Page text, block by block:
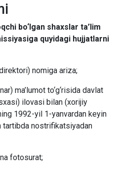
bo‘lgan shaxslar ta’lim
quyidagi hujjatlarni
nomiga ariza;
ma’lumot to‘g‘risida davlat
ilovasi bilan (xorijiy
1992-yil 1-yanvardan keyin
tartibda nostrifikatsiyadan
fotosurat;